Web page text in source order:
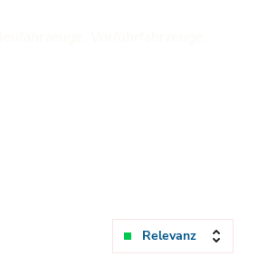
Vorführfahrzeuge,
Relevanz